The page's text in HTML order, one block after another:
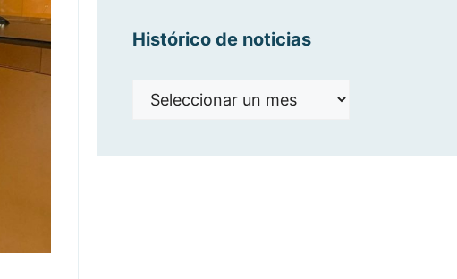
Histórico de noticias
Histórico